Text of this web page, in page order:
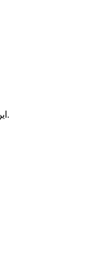
این محصول از خط تولید خارج شده است.